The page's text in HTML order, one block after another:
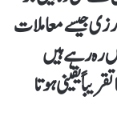
جیسے معاملات
رہ رہے ہیں
یقینی ہوتا